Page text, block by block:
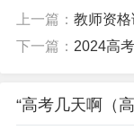
4、传统高考地区
6月7日至8日，
5、高考的考试
上一篇： 教师资格证面
下一篇： 2024高考
“高考几天啊（